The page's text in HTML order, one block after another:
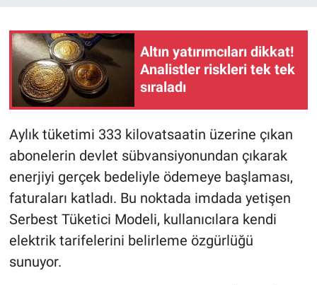
Altın yatırımcıları dikkat!
Analistler riskleri tek tek
sıraladı
Aylık tüketimi 333 kilovatsaatin üzerine çıkan
abonelerin devlet sübvansiyonundan çıkarak
enerjiyi gerçek bedeliyle ödemeye başlaması,
faturaları katladı. Bu noktada imdada yetişen
Serbest Tüketici Modeli, kullanıcılara kendi
elektrik tarifelerini belirleme özgürlüğü
sunuyor.